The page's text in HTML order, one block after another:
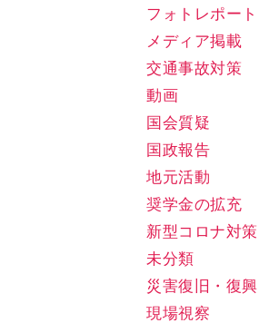
フォトレポート
メディア掲載
交通事故対策
動画
国会質疑
国政報告
地元活動
奨学金の拡充
新型コロナ対策
未分類
災害復旧・復興
現場視察